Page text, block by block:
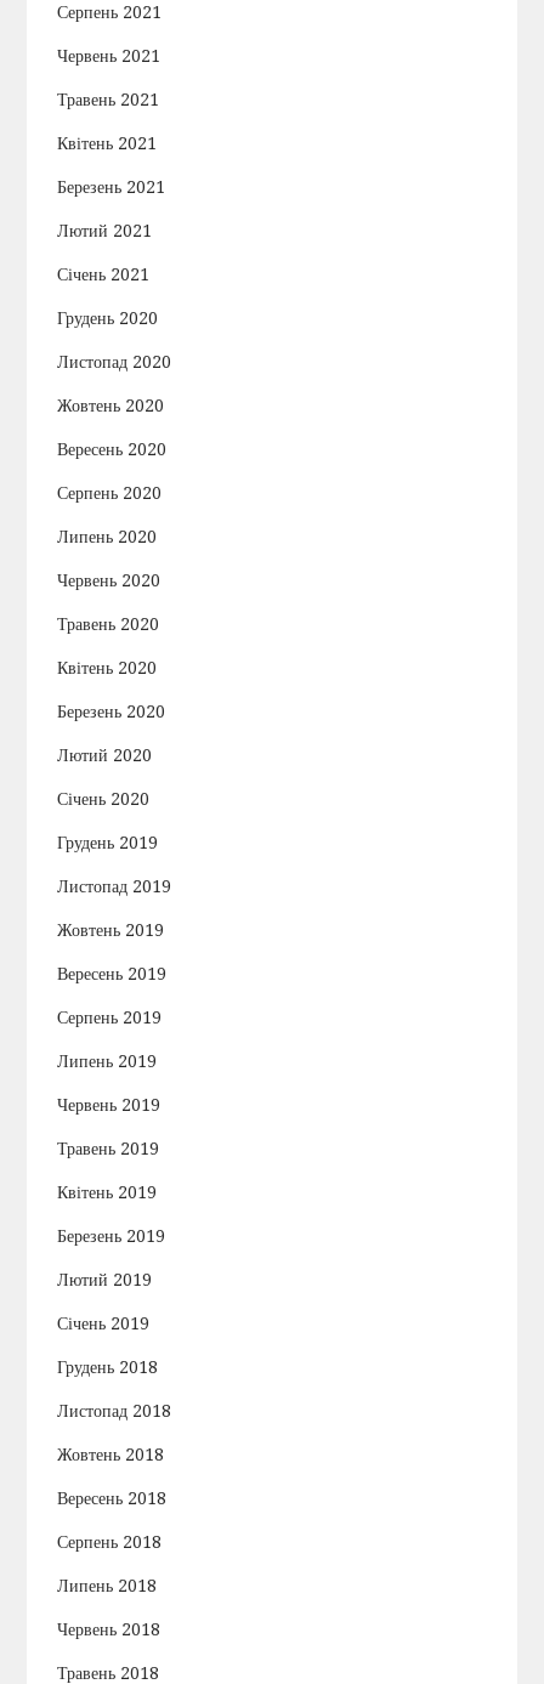
Серпень 2021
Червень 2021
Травень 2021
Квітень 2021
Березень 2021
Лютий 2021
Січень 2021
Грудень 2020
Листопад 2020
Жовтень 2020
Вересень 2020
Серпень 2020
Липень 2020
Червень 2020
Травень 2020
Квітень 2020
Березень 2020
Лютий 2020
Січень 2020
Грудень 2019
Листопад 2019
Жовтень 2019
Вересень 2019
Серпень 2019
Липень 2019
Червень 2019
Травень 2019
Квітень 2019
Березень 2019
Лютий 2019
Січень 2019
Грудень 2018
Листопад 2018
Жовтень 2018
Вересень 2018
Серпень 2018
Липень 2018
Червень 2018
Травень 2018